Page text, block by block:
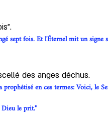
sept fois. Et l'Éternel mit un
des anges déchus.
en ces termes: Voici, le
le prit."